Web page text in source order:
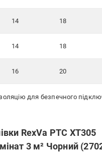
14 18
14 18
16 20
для безпечного
RexVa PTC XT305
3 м² Чорний